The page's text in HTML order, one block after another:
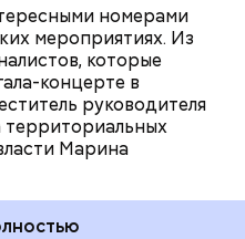
номерами
мероприятиях. Из
которые
концерте в
руководителя
территориальных
Марина
на комфортное
более 4,3 тысячи
домов, в
6,3 тысячи
— более 4,6 тысячи.
комплексы
человек. Благодаря
в районах
граждан,